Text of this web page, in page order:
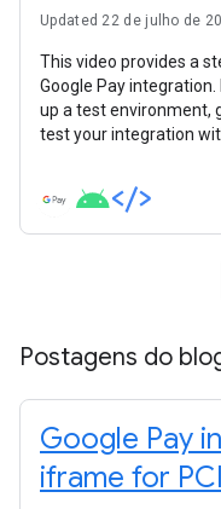
Updated 22 de julho de
This video provides a
Google Pay
up a test environment,
test your integration
Postagens do
Google Pay
iframe for